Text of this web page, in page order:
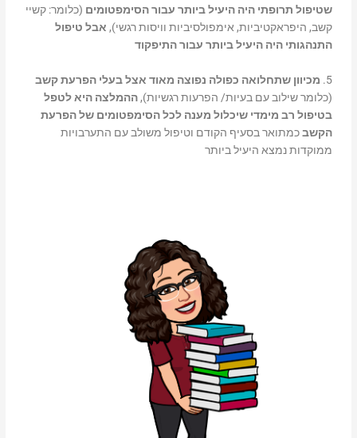
שטיפול תרופתי היה היעיל ביותר עבור הסימפטומים (כלומר: קשיי
קשב, היפראקטיביות, אימפולסיביות וויסות רגשי), אבל טיפול
התנהגותי היה היעיל ביותר עבור התיפקוד
5. מכיוון שתחלואה כפולה נפוצה מאוד אצל בעלי הפרעת קשב
(כלומר שילוב עם בעיות/ הפרעות רגשיות),ההמלצה היא לטפל
בטיפול רב מימדי שיכלול מענה לכל הסימפטומים של הפרעת
הקשבכמתואר בסעיף הקודם וטיפול משולב עם התערבויות
ממוקדות נמצא היעיל ביותר